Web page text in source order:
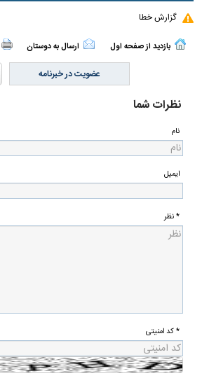
گزارش خطا
بازدید از صفحه اول ارسال به دوستان
عضویت در خبرنامه
نظرات شما
نام
ایمیل
* نظر
* کد امنیتی